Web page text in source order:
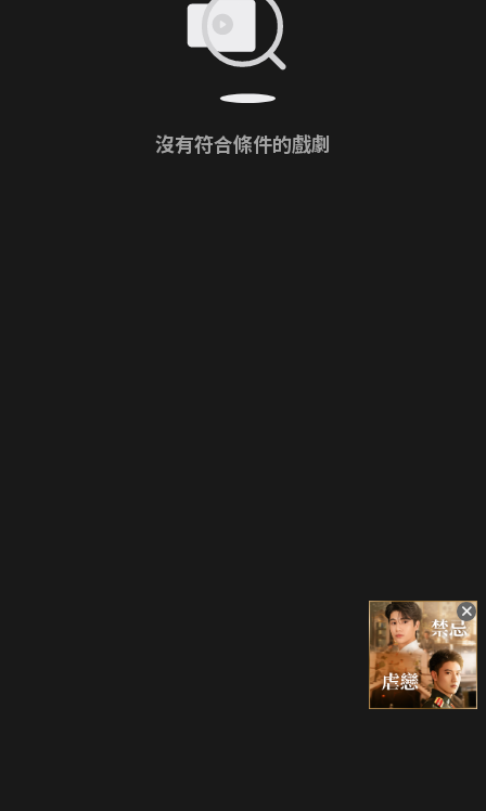
沒有符合條件的戲劇